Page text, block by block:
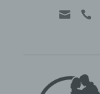
 